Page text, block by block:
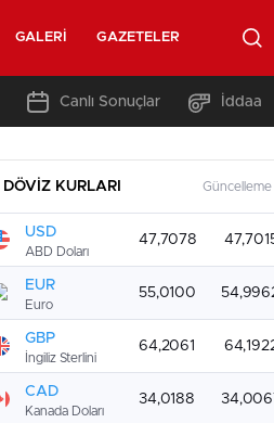
GALERI GAZETELER
Canlı Sonuçlar İddaa
DÖVİZ KURLARI Güncelleme
USD
ABD Doları
47,7078
EUR
Euro
55,0100
GBP
İngiliz Sterlini
64,2061
CAD
Kanada Doları
34,0188